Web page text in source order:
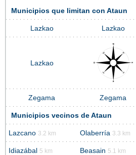
Municipios que limitan con Ataun
Lazkao Lazkao
Lazkao
Zegama Zegama
Municipios vecinos de Ataun
Lazcano 3.2 km Olaberría 3.3 km
Idiazábal 5 km Beasain 5.1 km